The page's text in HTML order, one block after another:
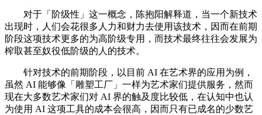
对于「阶级性」这一概念，陈抱阳解释道，当一个新技术
出现时，人们会花很多人力和财力去使用该技术，因而在前期
阶段这项技术更多的为高阶级专用，而技术最终往往会发展为
榨取甚至奴役低阶级的人的技术。
针对技术的前期阶段，以目前 AI 在艺术界的应用为例，
虽然 AI 能够像「雕塑工厂」一样为艺术家们提供服务，然而
现在大多数艺术家们对 AI 界的触及度比较低，在认知中也认
为使用 AI 这项工具的成本会很高，因而只有已成名的少数艺